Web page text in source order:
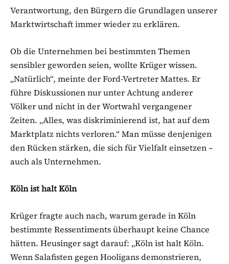
Verantwortung, den Bürgern die Grundlagen unserer
Marktwirtschaft immer wieder zu erklären.
Ob die Unternehmen bei bestimmten Themen
sensibler geworden seien, wollte Krüger wissen.
„Natürlich“, meinte der Ford-Vertreter Mattes. Er
führe Diskussionen nur unter Achtung anderer
Völker und nicht in der Wortwahl vergangener
Zeiten. „Alles, was diskriminierend ist, hat auf dem
Marktplatz nichts verloren.“ Man müsse denjenigen
den Rücken stärken, die sich für Vielfalt einsetzen –
auch als Unternehmen.
Köln ist halt Köln
Krüger fragte auch nach, warum gerade in Köln
bestimmte Ressentiments überhaupt keine Chance
hätten. Heusinger sagt darauf: „Köln ist halt Köln.
Wenn Salafisten gegen Hooligans demonstrieren,